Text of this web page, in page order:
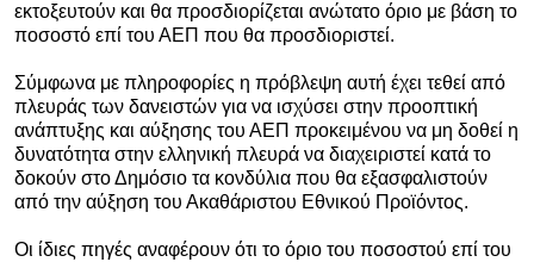
εκτοξευτούν και θα προσδιορίζεται ανώτατο όριο με βάση το
ποσοστό επί του ΑΕΠ που θα προσδιοριστεί.
Σύμφωνα με πληροφορίες η πρόβλεψη αυτή έχει τεθεί από
πλευράς των δανειστών για να ισχύσει στην προοπτική
ανάπτυξης και αύξησης του ΑΕΠ προκειμένου να μη δοθεί η
δυνατότητα στην ελληνική πλευρά να διαχειριστεί κατά το
δοκούν στο Δημόσιο τα κονδύλια που θα εξασφαλιστούν
από την αύξηση του Ακαθάριστου Εθνικού Προϊόντος.
Οι ίδιες πηγές αναφέρουν ότι το όριο του ποσοστού επί του